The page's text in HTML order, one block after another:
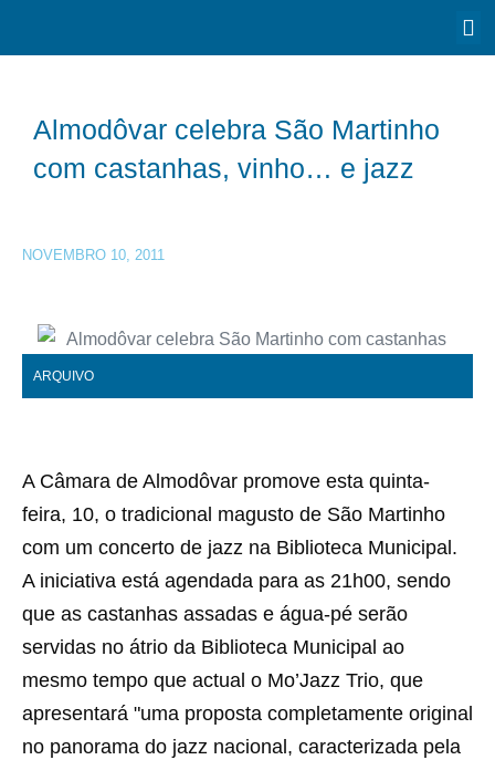
Almodôvar celebra São Martinho
com castanhas, vinho… e jazz
NOVEMBRO 10, 2011
ARQUIVO
A Câmara de Almodôvar promove esta quinta-
feira, 10, o tradicional magusto de São Martinho
com um concerto de jazz na Biblioteca Municipal.
A iniciativa está agendada para as 21h00, sendo
que as castanhas assadas e água-pé serão
servidas no átrio da Biblioteca Municipal ao
mesmo tempo que actual o Mo’Jazz Trio, que
apresentará "uma proposta completamente original
no panorama do jazz nacional, caracterizada pela